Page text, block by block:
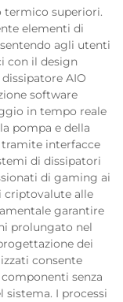
termico superiori.
elementi di
agli utenti
con il design
AIO
software
in tempo reale
pompa e della
interfacce
di dissipatori
di gaming ai
alle
garantire
prolungato nel
dei
consente
senza
I processi